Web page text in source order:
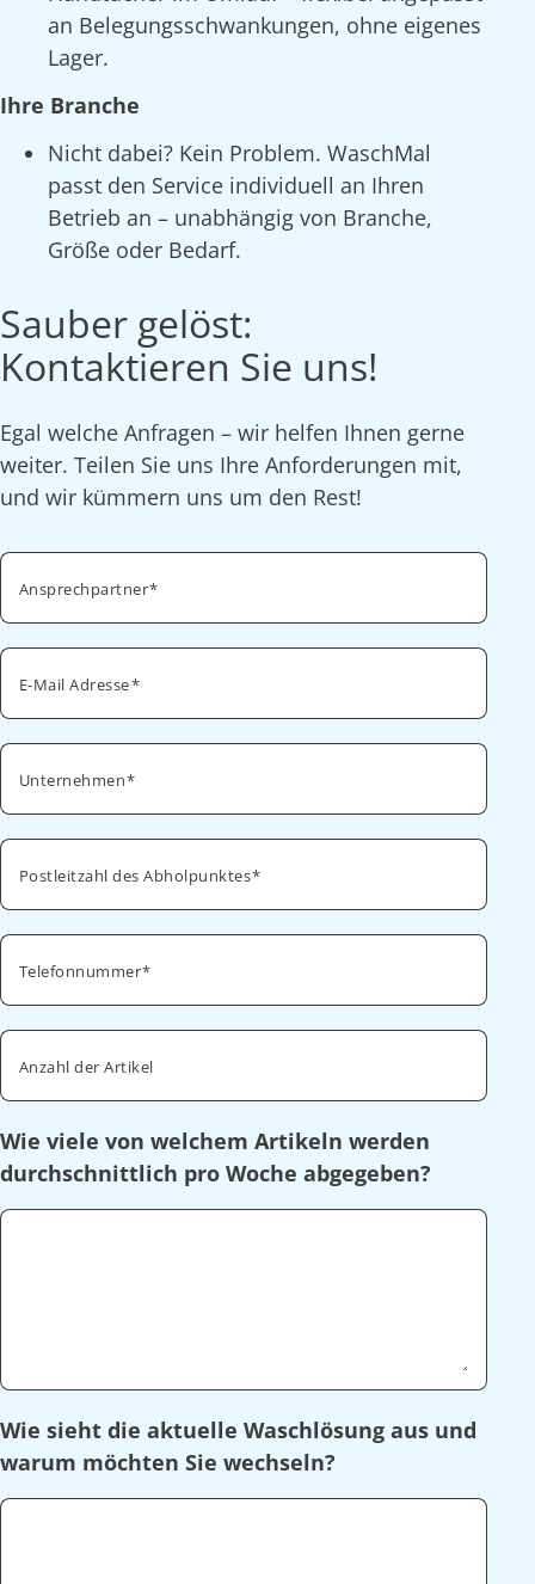
an Belegungsschwankungen, ohne eigenes
Lager.
Ihre Branche
Nicht dabei? Kein Problem. WaschMal
passt den Service individuell an Ihren
Betrieb an – unabhängig von Branche,
Größe oder Bedarf.
Sauber gelöst:
Kontaktieren Sie uns!
Egal welche Anfragen – wir helfen Ihnen gerne
weiter. Teilen Sie uns Ihre Anforderungen mit,
und wir kümmern uns um den Rest!
Ansprechpartner
E-Mail Adresse
Unternehmen
Postleitzahl des Abholpunktes
Telefonnummer
Anzahl der Artikel
Wie viele von welchem Artikeln werden
durchschnittlich pro Woche abgegeben?
Wie sieht die aktuelle Waschlösung aus und
warum möchten Sie wechseln?